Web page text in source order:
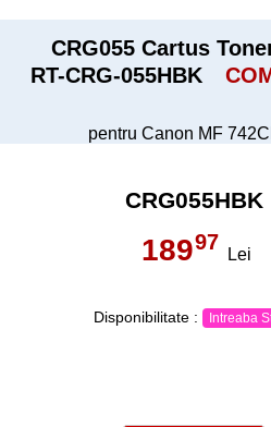
CRG055 Cartus
RT-CRG-055HBK
pentru Canon MF
CRG055HBK
18997
Lei
Disponibilitate : Intreaba